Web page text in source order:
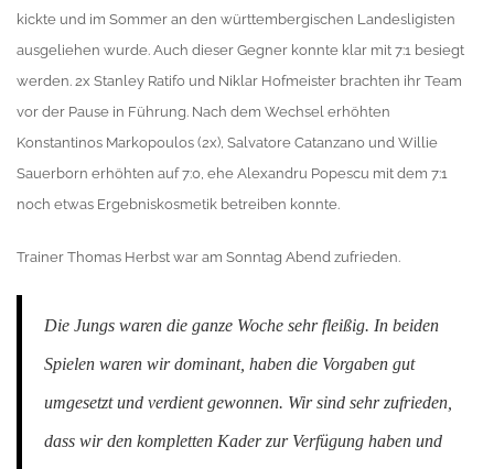
kickte und im Sommer an den württembergischen Landesligisten
ausgeliehen wurde. Auch dieser Gegner konnte klar mit 7:1 besiegt
werden. 2x Stanley Ratifo und Niklar Hofmeister brachten ihr Team
vor der Pause in Führung. Nach dem Wechsel erhöhten
Konstantinos Markopoulos (2x), Salvatore Catanzano und Willie
Sauerborn erhöhten auf 7:0, ehe Alexandru Popescu mit dem 7:1
noch etwas Ergebniskosmetik betreiben konnte.
Trainer Thomas Herbst war am Sonntag Abend zufrieden.
Die Jungs waren die ganze Woche sehr fleißig. In beiden
Spielen waren wir dominant, haben die Vorgaben gut
umgesetzt und verdient gewonnen. Wir sind sehr zufrieden,
dass wir den kompletten Kader zur Verfügung haben und